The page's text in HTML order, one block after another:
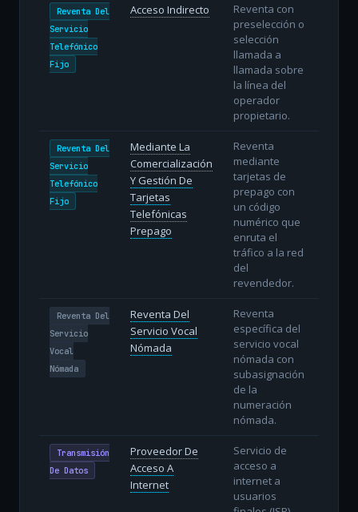
Reventa Del
Servicio
Telefónico
Fijo
Acceso Indirecto
Reventa con
preselección o
selección
llamada a
llamada sobre
la línea del
operador
propietario.
Reventa Del
Servicio
Telefónico
Fijo
Mediante La
Comercialización
Y Gestión De
Tarjetas
Telefónicas
Prepago
Reventa
mediante
tarjetas de
prepago con
un código
numérico que
enruta el
tráfico a la red
del
revendedor.
Reventa Del
Servicio
Vocal
Nómada
Reventa Del
Servicio Vocal
Nómada
Reventa
específica del
servicio vocal
nómada con
subasignación
de la
numeración
nómada.
Transmisión
De Datos
Proveedor De
Acceso A
Internet
Servicio de
acceso a
internet a
usuarios